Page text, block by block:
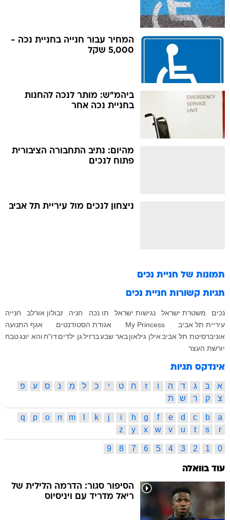
המחיר עבור חנייה בחניית נכה -
5,000 שקל
ביהמ"ש: מותר לנכה להחנות
בחניית נכה אחר
מהיום: נתיב התחבורה הציבורית
פתוח לנכים
ניצחון לנכים מול עיריית תל אביב
תמונות של חניית נכים
תגיות קשורות חניית נכים
נכים משטרת ישראל נגישות ישראל תו נכה חניה זבולון אורלב
חנייה
עיריית תל אביב
My Princess אגודת הסטודנטים
אגף התנועה
אוניברסיטת תל אביב אילן גילאוןבאר שבעברזילגן ילדיםדו"ח והא יונגטבח
יורשת העצר
אינדקס תגיות
א ב ג ד ה ו ז ח ט י כ ל מ נ ס ע
פ
צ
ק ר ש ת
a
b
c
d
e
f
g
h
i
j
k
m
n
o
p
q
r
s
t
u
v
w
x
y
z
0
1
2
3
4
5
6
7
8
9
עוד בוואלה
הסיפור סגור: הדרמה הלילית של
ריאל מדריד עם ויניסיוס